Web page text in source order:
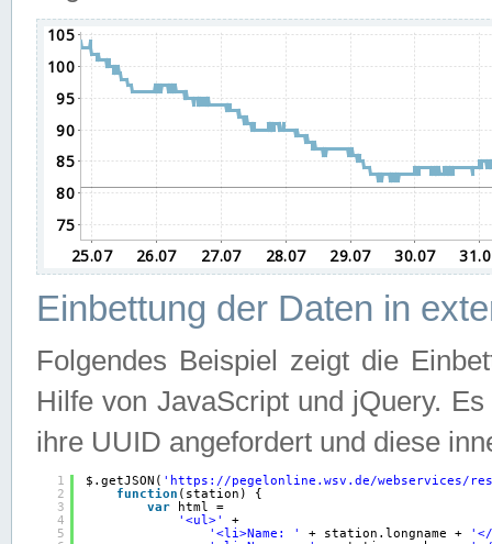
Einbettung der Daten in
Folgendes Beispiel zeigt die
Hilfe von JavaScript und jQuery.
ihre UUID angefordert und diese
1
2
3
4
5
$.getJSON( ' https://pegelonline.wsv.de/webservices/
function (station) {
var
html =
'<ul>'
+
'<li>Name: '
+ station.longname +